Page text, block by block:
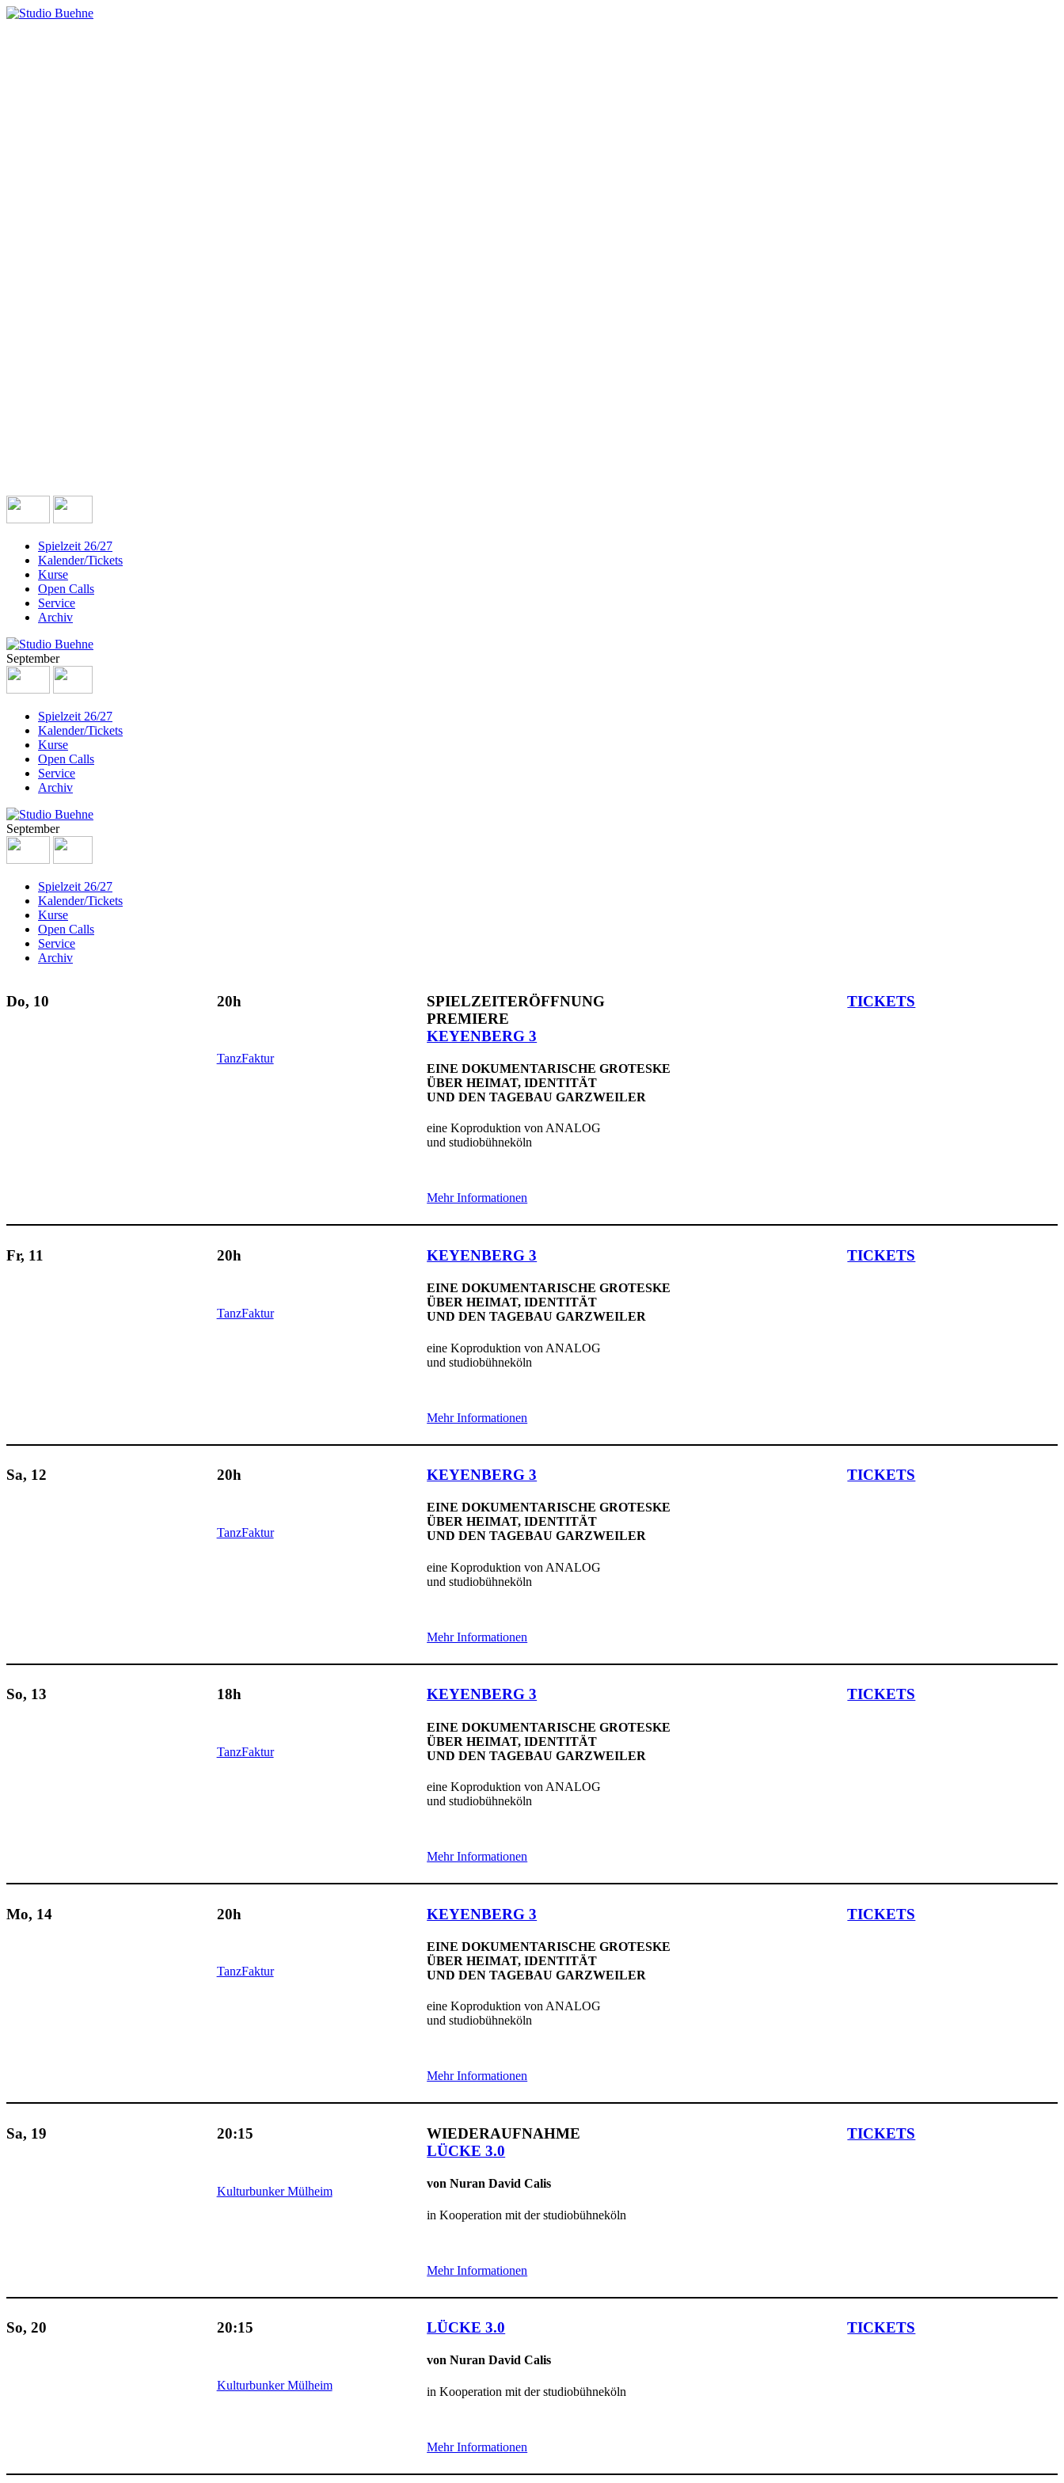
Spielzeit 26/27
Kalender/Tickets
Kurse
Open Calls
Service
Archiv
September
Spielzeit 26/27
Kalender/Tickets
Kurse
Open Calls
Service
Archiv
September
Spielzeit 26/27
Kalender/Tickets
Kurse
Open Calls
Service
Archiv
Do, 10 20h
TanzFaktur
SPIELZEITERÖFFNUNG
PREMIERE
KEYENBERG 3
EINE DOKUMENTARISCHE GROTESKE
ÜBER HEIMAT, IDENTITÄT
UND DEN TAGEBAU GARZWEILER
eine Koproduktion von ANALOG
und studiobühneköln
Mehr Informationen
TICKETS
Fr, 11 20h
TanzFaktur
KEYENBERG 3
EINE DOKUMENTARISCHE GROTESKE
ÜBER HEIMAT, IDENTITÄT
UND DEN TAGEBAU GARZWEILER
eine Koproduktion von ANALOG
und studiobühneköln
Mehr Informationen
TICKETS
Sa, 12 20h
TanzFaktur
KEYENBERG 3
EINE DOKUMENTARISCHE GROTESKE
ÜBER HEIMAT, IDENTITÄT
UND DEN TAGEBAU GARZWEILER
eine Koproduktion von ANALOG
und studiobühneköln
Mehr Informationen
TICKETS
So, 13 18h
TanzFaktur
KEYENBERG 3
EINE DOKUMENTARISCHE GROTESKE
ÜBER HEIMAT, IDENTITÄT
UND DEN TAGEBAU GARZWEILER
eine Koproduktion von ANALOG
und studiobühneköln
Mehr Informationen
TICKETS
Mo, 14 20h
TanzFaktur
KEYENBERG 3
EINE DOKUMENTARISCHE GROTESKE
ÜBER HEIMAT, IDENTITÄT
UND DEN TAGEBAU GARZWEILER
eine Koproduktion von ANALOG
und studiobühneköln
Mehr Informationen
TICKETS
Sa, 19 20:15
Kulturbunker Mülheim
WIEDERAUFNAHME
LÜCKE 3.0
von Nuran David Calis
in Kooperation mit der studiobühneköln
Mehr Informationen
TICKETS
So, 20 20:15
Kulturbunker Mülheim
LÜCKE 3.0
von Nuran David Calis
in Kooperation mit der studiobühneköln
Mehr Informationen
TICKETS